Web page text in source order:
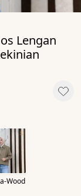
Lengan
Wood